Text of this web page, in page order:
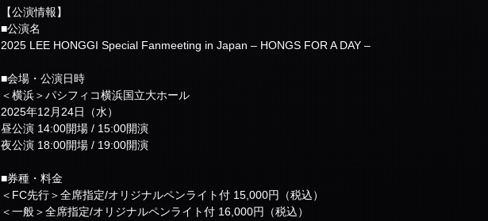
【公演情報】
■公演名
2025 LEE HONGGI Special Fanmeeting in Japan – HONGS FOR A DAY –
■会場・公演日時
＜横浜＞パシフィコ横浜国立大ホール
2025年12月24日（水）
昼公演 14:00開場 / 15:00開演
夜公演 18:00開場 / 19:00開演
■券種・料金
＜FC先行＞全席指定/オリジナルペンライト付 15,000円（税込）
＜一般＞全席指定/オリジナルペンライト付 16,000円（税込）